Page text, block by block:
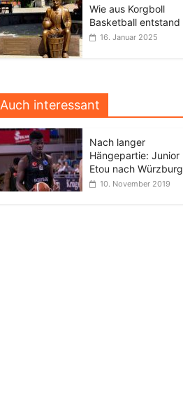
Wie aus Korgboll
Basketball entstand
16. Januar 2025
Auch interessant
Nach langer
Hängepartie: Junior
Etou nach Würzburg
10. November 2019